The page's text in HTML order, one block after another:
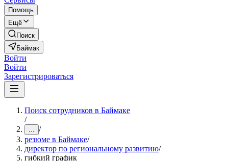
Помощь
Ещё
Поиск
Баймак
Войти
Войти
Зарегистрироваться
Поиск сотрудников в Баймаке
/
... /
резюме в Баймаке/
директор по региональному развитию/
гибкий график